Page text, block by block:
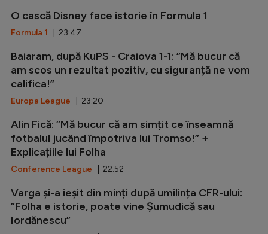
O cască Disney face istorie în Formula 1
Formula 1 | 23:47
Baiaram, după KuPS - Craiova 1-1: ”Mă bucur că
am scos un rezultat pozitiv, cu siguranță ne vom
califica!”
Europa League | 23:20
Alin Fică: ”Mă bucur că am simțit ce înseamnă
fotbalul jucând împotriva lui Tromso!” +
Explicațiile lui Folha
Conference League | 22:52
Varga și-a ieșit din minți după umilința CFR-ului:
”Folha e istorie, poate vine Șumudică sau
Iordănescu”